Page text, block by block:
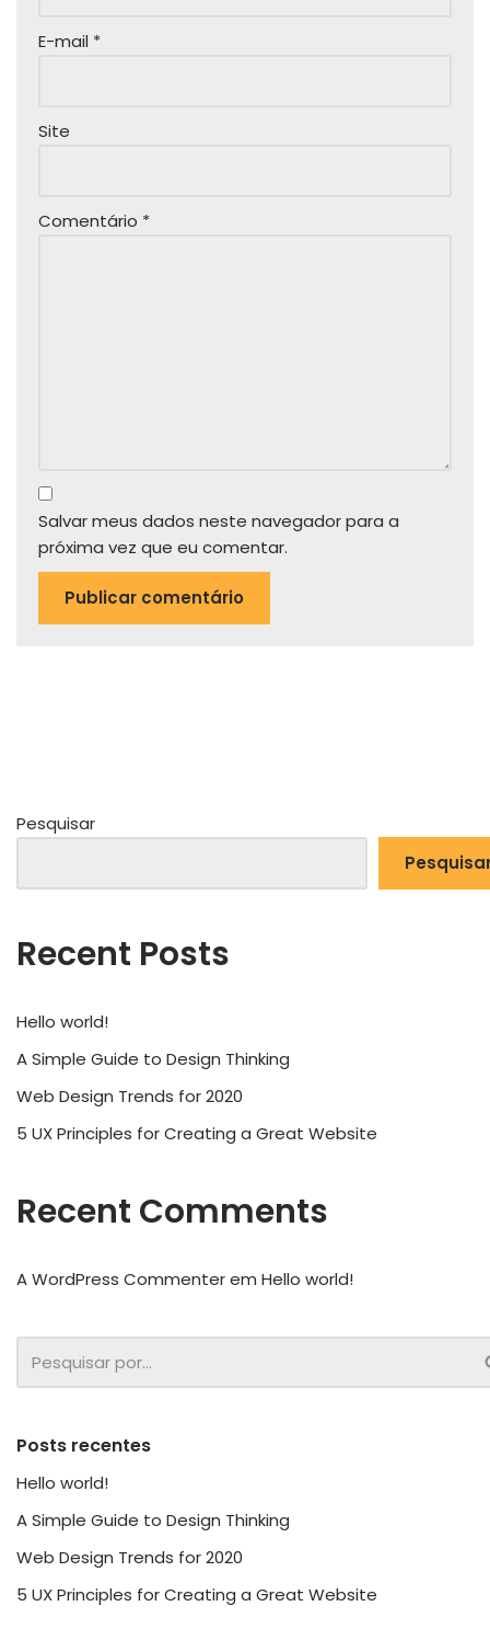
E-mail *
Site
Comentário *
Salvar meus dados neste navegador para a
próxima vez que eu comentar.
Pesquisar
Recent Posts
Hello world!
A Simple Guide to Design Thinking
Web Design Trends for 2020
5 UX Principles for Creating a Great Website
Recent Comments
A WordPress Commenterem Hello world!
Posts recentes
Hello world!
A Simple Guide to Design Thinking
Web Design Trends for 2020
5 UX Principles for Creating a Great Website